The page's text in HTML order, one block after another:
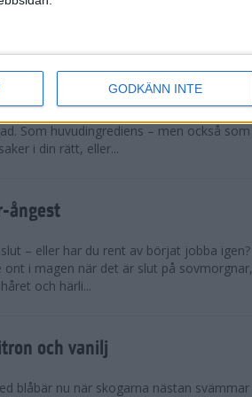
GODKÄNN INTE
rejält pers och t...
Som huvudingrediens – men också som
i din rätt, eller...
ångest
– eller har du rent av börjat jobba igen?
i magen när det är slut på sovmorgnar,
och härli...
och vanilj
blåbär nu när skogarna nästan svämmar